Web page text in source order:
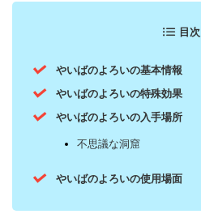
目次
やいばのよろいの基本情報
やいばのよろいの特殊効果
やいばのよろいの入手場所
不思議な洞窟
やいばのよろいの使用場面